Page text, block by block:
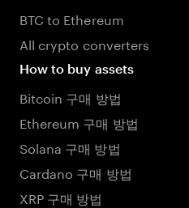
BTC to Ethereum
All crypto converters
How to buy assets
Bitcoin 구매 방법
Ethereum 구매 방법
Solana 구매 방법
Cardano 구매 방법
XRP 구매 방법